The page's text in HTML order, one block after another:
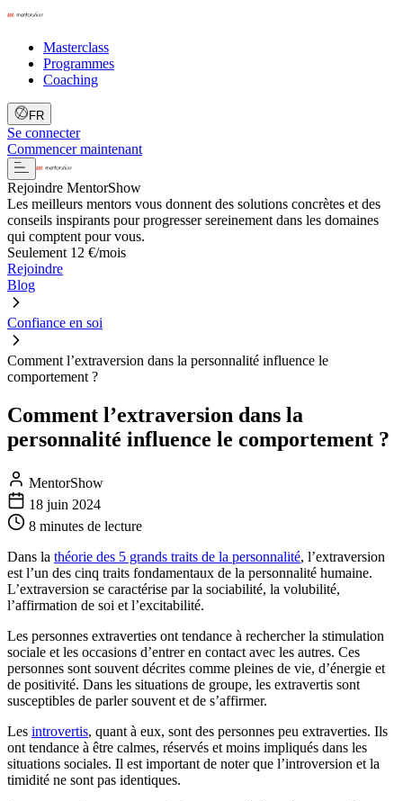
Masterclass
Programmes
Coaching
FR
Se connecter
Commencer maintenant
Rejoindre MentorShow
Les meilleurs mentors vous donnent des solutions concrètes et des
conseils inspirants pour progresser sereinement dans les domaines
qui comptent pour vous.
Seulement 12 €/mois
Rejoindre
Blog
Confiance en soi
Comment l’extraversion dans la personnalité influence le
comportement ?
Comment l’extraversion dans la
personnalité influence le comportement ?
MentorShow
18 juin 2024
8 minutes de lecture
Dans la théorie des 5 grands traits de la personnalité, l’extraversion
est l’un des cinq traits fondamentaux de la personnalité humaine.
L’extraversion se caractérise par la sociabilité, la volubilité,
l’affirmation de soi et l’excitabilité.
Les personnes extraverties ont tendance à rechercher la stimulation
sociale et les occasions d’entrer en contact avec les autres. Ces
personnes sont souvent décrites comme pleines de vie, d’énergie et
de positivité. Dans les situations de groupe, les extravertis sont
susceptibles de parler souvent et de s’affirmer.
Les introvertis, quant à eux, sont des personnes peu extraverties. Ils
ont tendance à être calmes, réservés et moins impliqués dans les
situations sociales. Il est important de noter que l’introversion et la
timidité ne sont pas identiques.